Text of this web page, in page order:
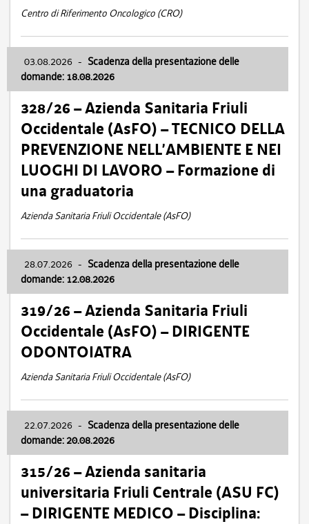
Centro di Riferimento Oncologico (CRO)
03.08.2026 - Scadenza della presentazione delle
domande: 18.08.2026
328/26 – Azienda Sanitaria Friuli
Occidentale (AsFO) – TECNICO DELLA
PREVENZIONE NELL’AMBIENTE E NEI
LUOGHI DI LAVORO – Formazione di
una graduatoria
Azienda Sanitaria Friuli Occidentale (AsFO)
28.07.2026 - Scadenza della presentazione delle
domande: 12.08.2026
319/26 – Azienda Sanitaria Friuli
Occidentale (AsFO) – DIRIGENTE
ODONTOIATRA
Azienda Sanitaria Friuli Occidentale (AsFO)
22.07.2026 - Scadenza della presentazione delle
domande: 20.08.2026
315/26 – Azienda sanitaria
universitaria Friuli Centrale (ASU FC)
– DIRIGENTE MEDICO – Disciplina: